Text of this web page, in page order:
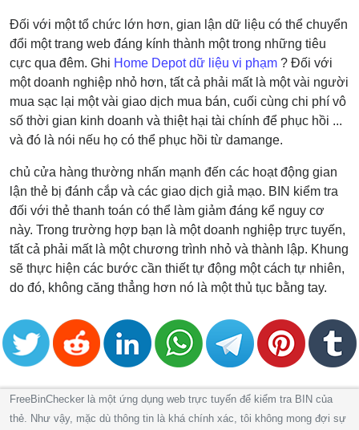
Đối với một tổ chức lớn hơn, gian lận dữ liệu có thể chuyển
đổi một trang web đáng kính thành một trong những tiêu
cực qua đêm. Ghi Home Depot dữ liệu vi phạm ? Đối với
một doanh nghiệp nhỏ hơn, tất cả phải mất là một vài người
mua sạc lại một vài giao dịch mua bán, cuối cùng chi phí vô
số thời gian kinh doanh và thiệt hại tài chính để phục hồi ...
và đó là nói nếu họ có thể phục hồi từ damange.
chủ cửa hàng thường nhấn mạnh đến các hoạt động gian
lận thẻ bị đánh cắp và các giao dịch giả mạo. BIN kiểm tra
đối với thẻ thanh toán có thể làm giảm đáng kể nguy cơ
này. Trong trường hợp bạn là một doanh nghiệp trực tuyến,
tất cả phải mất là một chương trình nhỏ và thành lập. Khung
sẽ thực hiện các bước cần thiết tự động một cách tự nhiên,
do đó, không căng thẳng hơn nó là một thủ tục bằng tay.
FreeBinChecker là một ứng dụng web trực tuyến để kiểm tra BIN của
thẻ. Như vậy, mặc dù thông tin là khá chính xác, tôi không mong đợi sự